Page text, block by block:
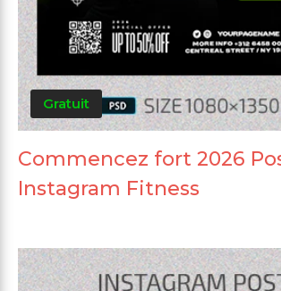
Gratuit
Commencez fort 2026
Instagram Fitness